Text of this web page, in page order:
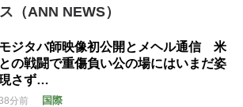
（ANN NEWS）
モジタバ師映像初公開とメヘル通信 米
との戦闘で重傷負い公の場にはいまだ姿
さず…
分前 国際